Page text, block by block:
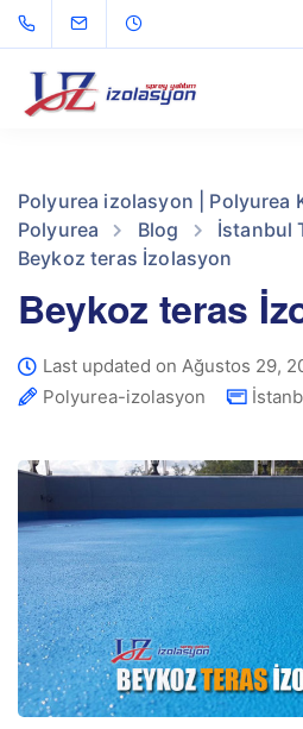
Polyurea izolasyon | Polyurea
Polyurea
Blog
İstanbul
Beykoz teras İzolasyon
Beykoz teras
Last updated on Ağustos 29,
Polyurea-izolasyon